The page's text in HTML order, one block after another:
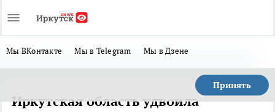
Мы ВКонтакте Мы в Telegram Мы в Дзене
Принять
Иркутская область удвоила